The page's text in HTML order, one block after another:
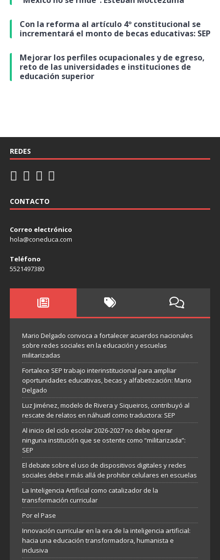
Con la reforma al artículo 4º constitucional se
incrementará el monto de becas educativas: SEP
Mejorar los perfiles ocupacionales y de egreso,
reto de las universidades e instituciones de
educación superior
REDES
CONTACTO
Correo electrónico
hola@coneduca.com
Teléfono
5521497380
Mario Delgado convoca a fortalecer acuerdos nacionales
sobre redes sociales en la educación y escuelas
militarizadas
Fortalece SEP trabajo interinstitucional para ampliar
oportunidades educativas, becas y alfabetización: Mario
Delgado
Luz Jiménez, modelo de Rivera y Siqueiros, contribuyó al
rescate de relatos en náhuatl como traductora: SEP
Al inicio del ciclo escolar 2026-2027 no debe operar
ninguna institución que se ostente como “militarizada”:
SEP
El debate sobre el uso de dispositivos digitales y redes
sociales debe ir más allá de prohibir celulares en escuelas
La Inteligencia Artificial como catalizador de la
transformación curricular
Por el Pase
Innovación curricular en la era de la inteligencia artificial:
hacia una educación transformadora, humanista e
inclusiva